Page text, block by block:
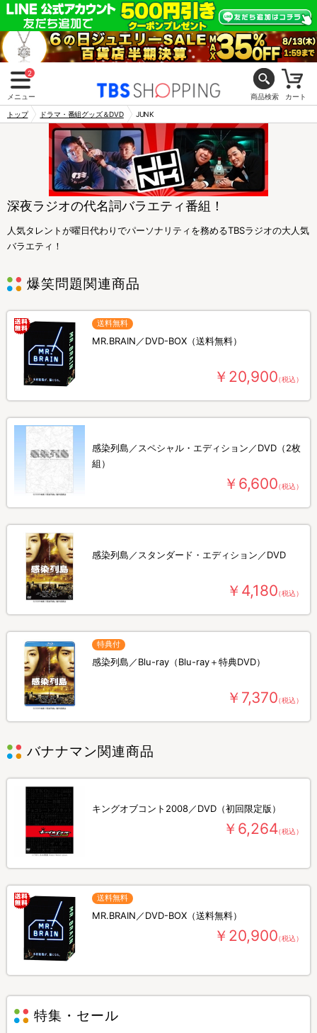
2
メニュー 商品検索 カート
トップ ドラマ・番組グッズ＆DVD JUNK
深夜ラジオの代名詞バラエティ番組！
人気タレントが曜日代わりでパーソナリティを務めるTBSラジオの大人気
バラエティ！
爆笑問題関連商品
送料無料
MR.BRAIN／DVD-BOX（送料無料）
￥20,900（税込）
感染列島／スペシャル・エディション／DVD（2枚
組）
￥6,600（税込）
感染列島／スタンダード・エディション／DVD
￥4,180（税込）
特典付
感染列島／Blu-ray（Blu-ray＋特典DVD）
￥7,370（税込）
バナナマン関連商品
キングオブコント2008／DVD（初回限定版）
￥6,264（税込）
送料無料
MR.BRAIN／DVD-BOX（送料無料）
￥20,900（税込）
特集・セール